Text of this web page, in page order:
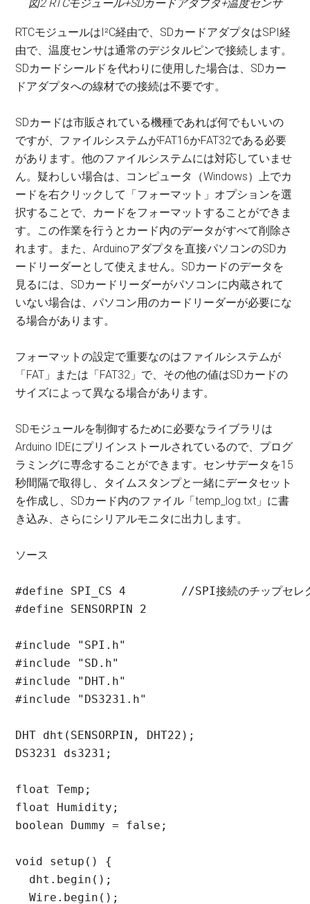
図2 RTCモジュール+SDカードアダプタ+温度センサ
RTCモジュールはI²C経由で、SDカードアダプタはSPI経
由で、温度センサは通常のデジタルピンで接続します。
SDカードシールドを代わりに使用した場合は、SDカー
ドアダプタへの線材での接続は不要です。
SDカードは市販されている機種であれば何でもいいの
ですが、ファイルシステムがFAT16かFAT32である必要
があります。他のファイルシステムには対応していませ
ん。疑わしい場合は、コンピュータ（Windows）上でカ
ードを右クリックして「フォーマット」オプションを選
択することで、カードをフォーマットすることができま
す。この作業を行うとカード内のデータがすべて削除さ
れます。また、Arduinoアダプタを直接パソコンのSDカ
ードリーダーとして使えません。SDカードのデータを
見るには、SDカードリーダーがパソコンに内蔵されて
いない場合は、パソコン用のカードリーダーが必要にな
る場合があります。
フォーマットの設定で重要なのはファイルシステムが
「FAT」または「FAT32」で、その他の値はSDカードの
サイズによって異なる場合があります。
SDモジュールを制御するために必要なライブラリは
Arduino IDEにプリインストールされているので、プログ
ラミングに専念することができます。センサデータを15
秒間隔で取得し、タイムスタンプと一緒にデータセット
を作成し、SDカード内のファイル「temp_log.txt」に書
き込み、さらにシリアルモニタに出力します。
ソース
#define SPI_CS 4        //SPI接続のチップセレ
#define SENSORPIN 2
#include "SPI.h"
#include "SD.h"
#include "DHT.h"
#include "DS3231.h"
DHT dht(SENSORPIN, DHT22);
DS3231 ds3231;
float Temp;
float Humidity;
boolean Dummy = false;
void setup() {
  dht.begin();
  Wire.begin();